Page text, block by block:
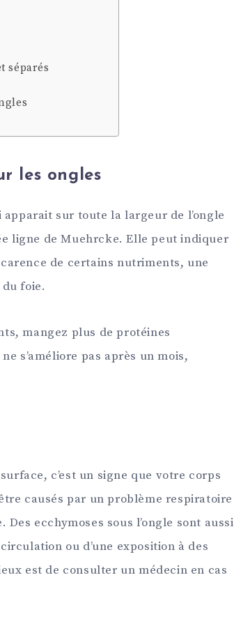
séparés
les ongles
sur toute la largeur de l’ongle
ligne de Muehrcke. Elle peut indiquer
de certains nutriments, une
foie.
mangez plus de protéines
s’améliore pas après un mois,
c’est un signe que votre corps
causés par un problème respiratoire
ecchymoses sous l’ongle sont aussi
ou d’une exposition à des
est de consulter un médecin en cas